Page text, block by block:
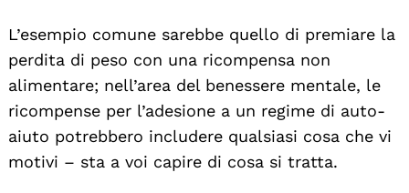
L’esempio comune sarebbe quello di premiare la
perdita di peso con una ricompensa non
alimentare; nell’area del benessere mentale, le
ricompense per l’adesione a un regime di auto-
aiuto potrebbero includere qualsiasi cosa che vi
motivi – sta a voi capire di cosa si tratta.